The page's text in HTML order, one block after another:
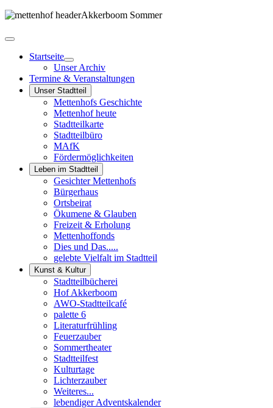
Startseite
Unser Archiv
Termine & Veranstaltungen
Unser Stadtteil
Mettenhofs Geschichte
Mettenhof heute
Stadtteilkarte
Stadtteilbüro
MAfK
Fördermöglichkeiten
Leben im Stadtteil
Gesichter Mettenhofs
Bürgerhaus
Ortsbeirat
Ökumene & Glauben
Freizeit & Erholung
Mettenhoffonds
Dies und Das.....
gelebte Vielfalt im Stadtteil
Kunst & Kultur
Stadtteilbücherei
Hof Akkerboom
AWO-Stadtteilcafé
palette 6
Literaturfrühling
Feuerzauber
Sommertheater
Stadtteilfest
Kulturtage
Lichterzauber
Weiteres...
lebendiger Adventskalender